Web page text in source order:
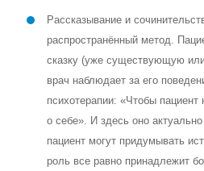
Рассказывание и
распространённый метод.
сказку (уже существующую
врач наблюдает за его
психотерапии: «Чтобы пациент
о себе». И здесь оно
пациент могут придумывать
роль все равно принадлежит